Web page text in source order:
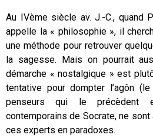
Au IVème siècle av. J.-C., quand
appelle la « philosophie », il
une méthode pour retrouver
la sagesse. Mais on pourrait
démarche « nostalgique » est
tentative pour dompter l’agôn
penseurs qui le précèdent
contemporains de Socrate, ne
ces experts en paradoxes.